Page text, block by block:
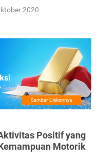
2020
Positif yang
Motorik